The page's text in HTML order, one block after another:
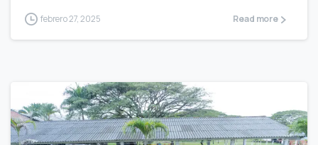
febrero 27, 2025 Read more